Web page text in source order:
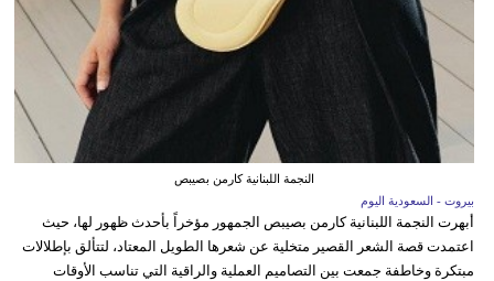
النجمة اللبنانية كارمن بصيبص
بيروت - السعودية اليوم
أبهرت النجمة اللبنانية كارمن بصيبص الجمهور مؤخراً بأحدث ظهور لها، حيث
اعتمدت قصة الشعر القصير متخلية عن شعرها الطويل المعتاد، لتتألق بإطلالات
مبتكرة وخاطفة جمعت بين التصاميم العملية والراقية التي تناسب الأوقات